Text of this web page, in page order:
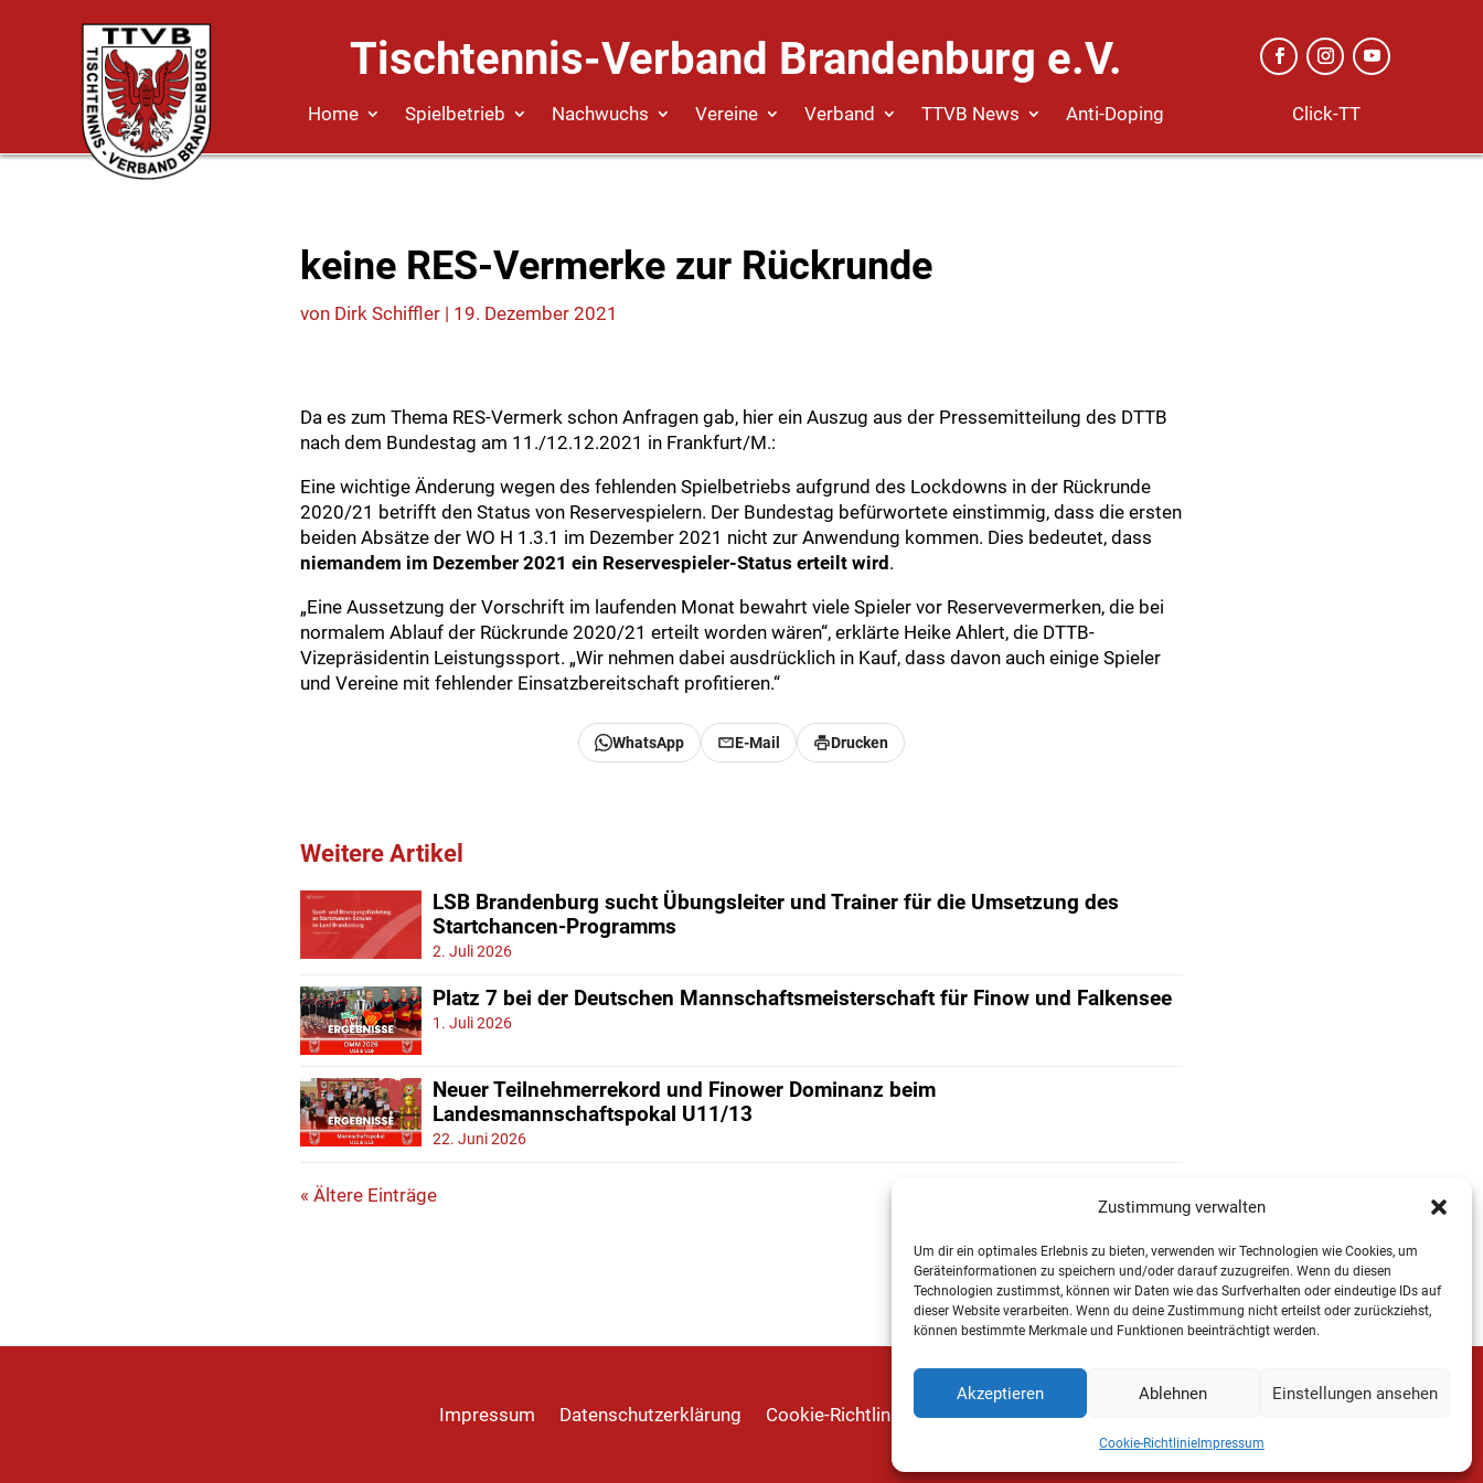
Zustimmung verwalten
Um dir ein optimales Erlebnis zu bieten, verwenden wir Technologien wie Cookies, um
Geräteinformationen zu speichern und/oder darauf zuzugreifen. Wenn du diesen
Technologien zustimmst, können wir Daten wie das Surfverhalten oder eindeutige IDs auf
dieser Website verarbeiten. Wenn du deine Zustimmung nicht erteilst oder zurückziehst,
können bestimmte Merkmale und Funktionen beeinträchtigt werden.
Akzeptieren Ablehnen Einstellungen ansehen
Cookie-RichtlinieImpressum
Tischtennis-Verband Brandenburg e.V.
Home Spielbetrieb Nachwuchs Vereine Verband TTVB News Anti-Doping Click-TT
keine RES-Vermerke zur Rückrunde
von Dirk Schiffler | 19. Dezember 2021
Da es zum Thema RES-Vermerk schon Anfragen gab, hier ein Auszug aus der Pressemitteilung des DTTB
nach dem Bundestag am 11./12.12.2021 in Frankfurt/M.:
Eine wichtige Änderung wegen des fehlenden Spielbetriebs aufgrund des Lockdowns in der Rückrunde
2020/21 betrifft den Status von Reservespielern. Der Bundestag befürwortete einstimmig, dass die ersten
beiden Absätze der WO H 1.3.1 im Dezember 2021 nicht zur Anwendung kommen. Dies bedeutet, dass
niemandem im Dezember 2021 ein Reservespieler-Status erteilt wird .
„Eine Aussetzung der Vorschrift im laufenden Monat bewahrt viele Spieler vor Reservevermerken, die bei
normalem Ablauf der Rückrunde 2020/21 erteilt worden wären“, erklärte Heike Ahlert, die DTTB-
Vizepräsidentin Leistungssport. „Wir nehmen dabei ausdrücklich in Kauf, dass davon auch einige Spieler
und Vereine mit fehlender Einsatzbereitschaft profitieren.“
WhatsApp E-Mail Drucken
Weitere Artikel
LSB Brandenburg sucht Übungsleiter und Trainer für die Umsetzung des
Startchancen-Programms
2. Juli 2026
Platz 7 bei der Deutschen Mannschaftsmeisterschaft für Finow und Falkensee
1. Juli 2026
Neuer Teilnehmerrekord und Finower Dominanz beim
Landesmannschaftspokal U11/13
22. Juni 2026
« Ältere Einträge
Impressum Datenschutzerklärung Cookie-Richtlinie Mein Account